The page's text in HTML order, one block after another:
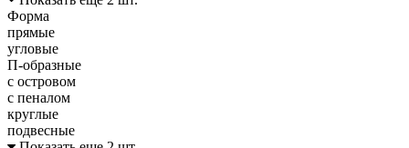
Форма
прямые
угловые
П-образные
с островом
с пеналом
круглые
подвесные